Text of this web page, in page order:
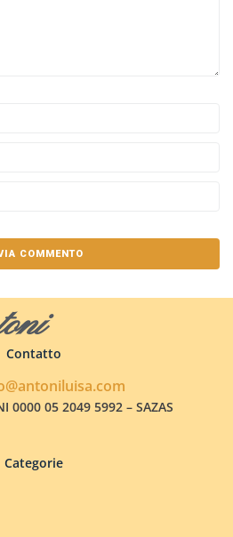
Contatto
0000 05 2049 5992 – SAZAS
Categorie